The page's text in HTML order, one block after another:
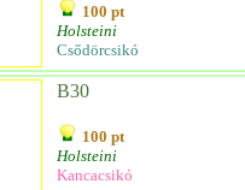
100 pt
Holsteini
Csődörcsikó
B30
100 pt
Holsteini
Kancacsikó